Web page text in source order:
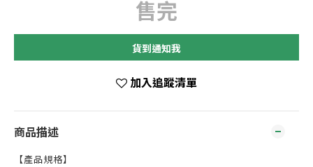
售完
貨到通知我
加入追蹤清單
商品描述
【產品規格】